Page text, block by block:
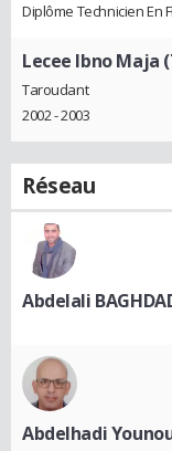
Diplôme Technicien En
Lecee Ibno Maja
Taroudant
2002 - 2003
Réseau
Abdelali
Abdelhadi